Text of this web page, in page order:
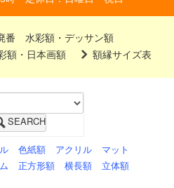
番 水彩額・デッサン額
額・日本画額
額縁サイズ表
SEARCH
色紙額 アクリル
マット
正方形額 横長額 立体額